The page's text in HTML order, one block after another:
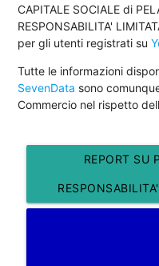
CAPITALE SOCIALE di
RESPONSABILITA'
per gli utenti registrati su
Tutte le informazioni
SevenData sono
Commercio nel rispetto
REPORT SU